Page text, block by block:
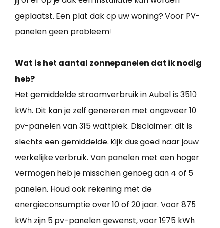
geplaatst. Een plat dak op uw woning? Voor PV-
panelen geen probleem!
Wat is het aantal zonnepanelen dat ik nodig
heb?
Het gemiddelde stroomverbruik in Aubel is 3510
kWh. Dit kan je zelf genereren met ongeveer 10
pv-panelen van 315 wattpiek. Disclaimer: dit is
slechts een gemiddelde. Kijk dus goed naar jouw
werkelijke verbruik. Van panelen met een hoger
vermogen heb je misschien genoeg aan 4 of 5
panelen. Houd ook rekening met de
energieconsumptie over 10 of 20 jaar. Voor 875
kWh zijn 5 pv-panelen gewenst, voor 1975 kWh